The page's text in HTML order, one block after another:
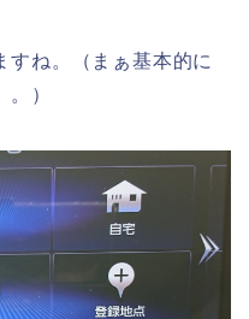
すね。（まぁ基本的に
）